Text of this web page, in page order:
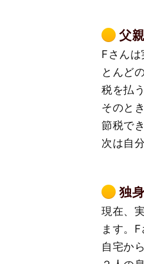
父
Fさん
とんど
税を払
そのと
節税で
次は自
独
現在、
ます。
自宅か